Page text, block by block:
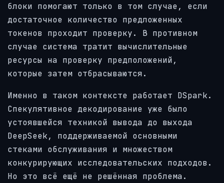
блоки помогают только в том случае, если
достаточное количество предложенных
токенов проходит проверку. В противном
случае система тратит вычислительные
ресурсы на проверку предположений,
которые затем отбрасываются.
Именно в таком контексте работает DSpark.
Спекулятивное декодирование уже было
устоявшейся техникой вывода до выхода
DeepSeek, поддерживаемой основными
стеками обслуживания и множеством
конкурирующих исследовательских подходов.
Но это всё ещё не решённая проблема.